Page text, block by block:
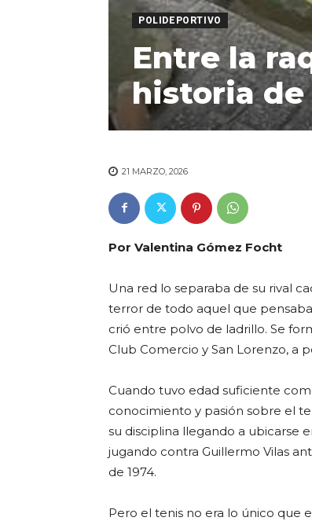
POLIDEPORTIVO
Entre la
historia de
21 MARZO, 2026
Por Valentina Gómez Focht
Una red lo separaba de su rival
terror de todo aquel que
crió entre polvo de ladrillo. Se
Club Comercio y San Lorenzo, a
Cuando tuvo edad suficiente
conocimiento y pasión sobre el
su disciplina llegando a ubicarse
jugando contra Guillermo Vilas
de 1974.
Pero el tenis no era lo único que